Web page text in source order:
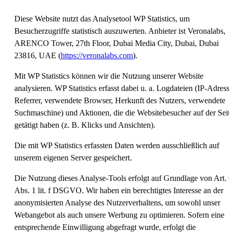
Diese Website nutzt das Analysetool WP Statistics, um
Besucherzugriffe statistisch auszuwerten. Anbieter ist Veronalabs,
ARENCO Tower, 27th Floor, Dubai Media City, Dubai, Dubai
23816, UAE (https://veronalabs.com).
Mit WP Statistics können wir die Nutzung unserer Website
analysieren. WP Statistics erfasst dabei u. a. Logdateien (IP-
Referrer, verwendete Browser, Herkunft des Nutzers, verwendete
Suchmaschine) und Aktionen, die die Websitebesucher auf der
getätigt haben (z. B. Klicks und Ansichten).
Die mit WP Statistics erfassten Daten werden ausschließlich auf
unserem eigenen Server gespeichert.
Die Nutzung dieses Analyse-Tools erfolgt auf Grundlage von Art.
Abs. 1 lit. f DSGVO. Wir haben ein berechtigtes Interesse an der
anonymisierten Analyse des Nutzerverhaltens, um sowohl unser
Webangebot als auch unsere Werbung zu optimieren. Sofern eine
entsprechende Einwilligung abgefragt wurde, erfolgt die